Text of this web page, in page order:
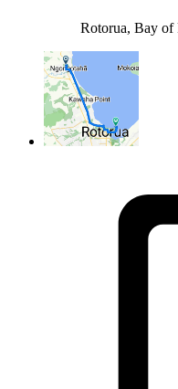
Rotorua, Bay of